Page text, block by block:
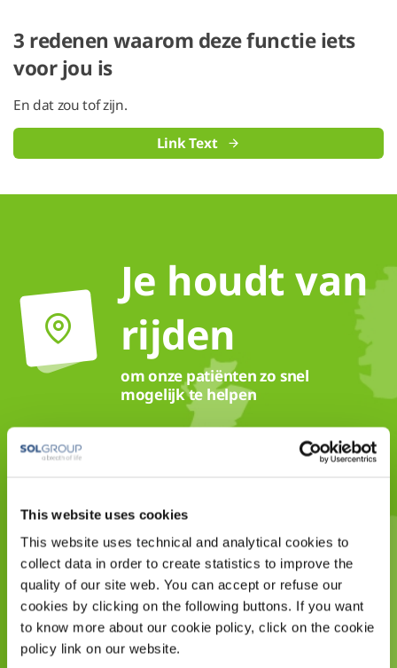
This website uses cookies
This website uses technical and analytical cookies to
collect data in order to create statistics to improve the
quality of our site web. You can accept or refuse our
cookies by clicking on the following buttons. If you want
to know more about our cookie policy, click on the cookie
policy link on our website.
3 redenen waarom deze functie iets
voor jou is
En dat zou tof zijn.
Link Text
Je houdt van
rijden
om onze patiënten zo snel
mogelijk te helpen
Je helpt
patiënten
graag